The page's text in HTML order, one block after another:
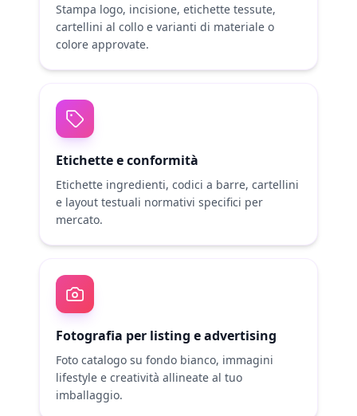
Stampa logo, incisione, etichette tessute,
cartellini al collo e varianti di materiale o
colore approvate.
Etichette e conformità
Etichette ingredienti, codici a barre, cartellini
e layout testuali normativi specifici per
mercato.
Fotografia per listing e advertising
Foto catalogo su fondo bianco, immagini
lifestyle e creatività allineate al tuo
imballaggio.